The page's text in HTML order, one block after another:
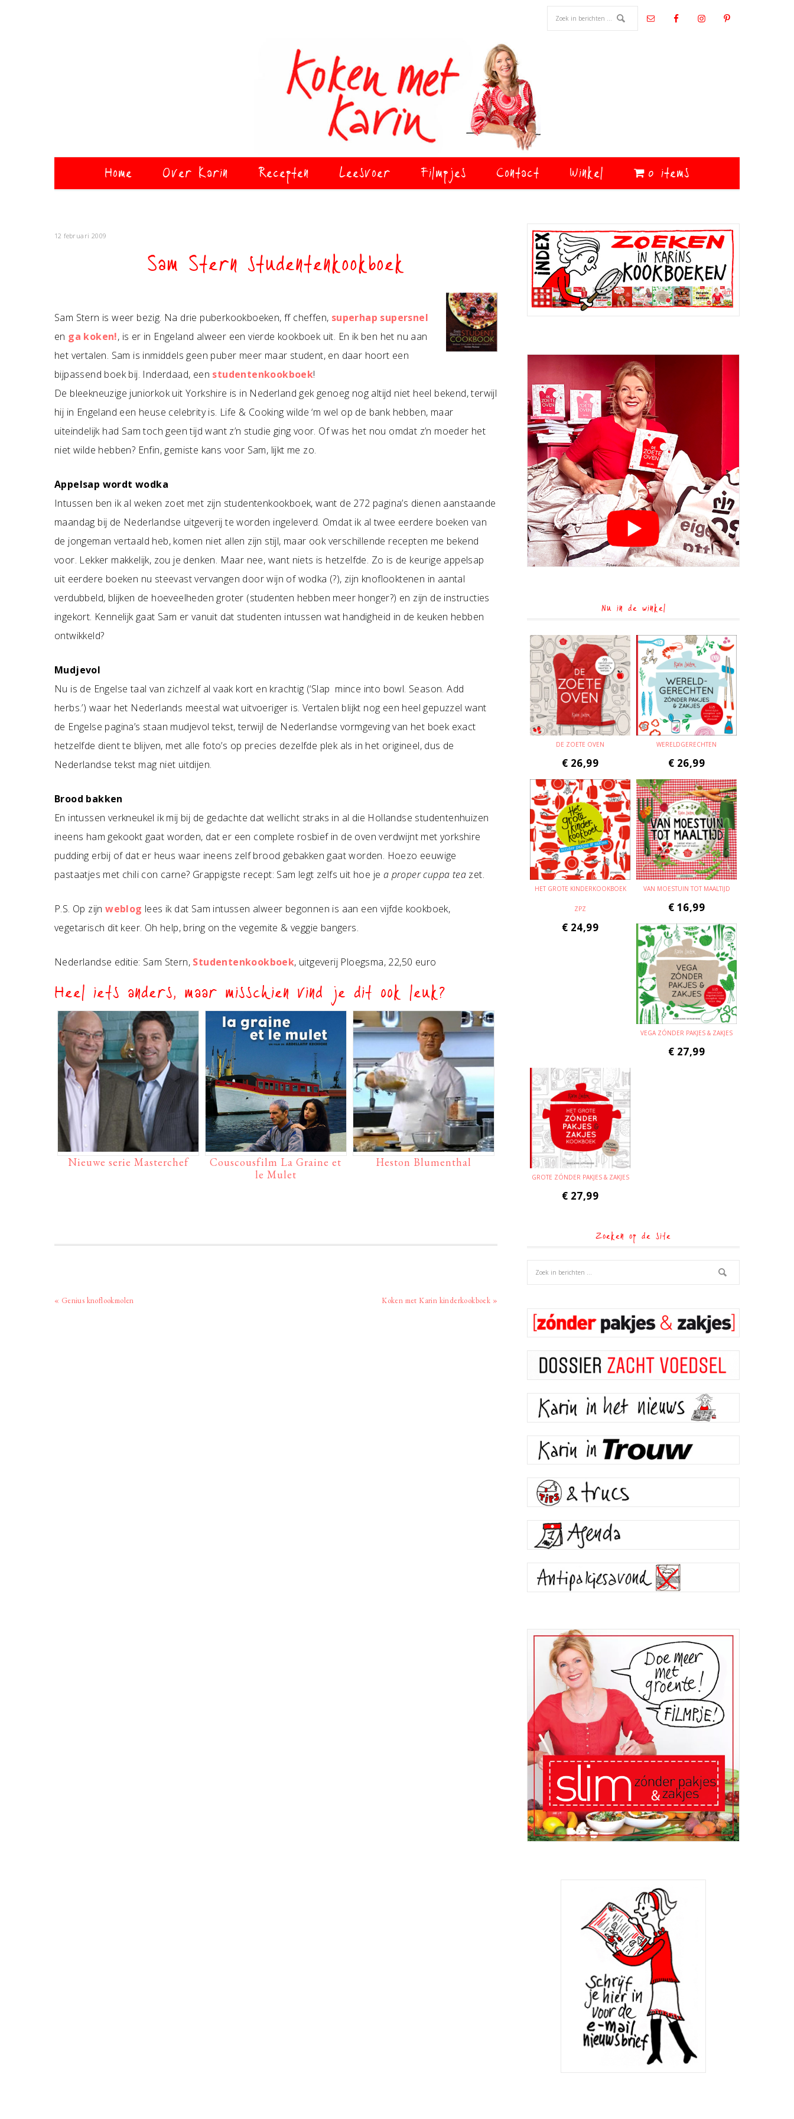
Home Over Karin Recepten Leesvoer Filmpjes Contact Winkel 0 items
12 februari 2009
Sam Stern studentenkookboek
Sam Stern is weer bezig. Na drie puberkookboeken, ff cheffen, superhap supersnel
en ga koken!, is er in Engeland alweer een vierde kookboek uit. En ik ben het nu aan
het vertalen. Sam is inmiddels geen puber meer maar student, en daar hoort een
bijpassend boek bij. Inderdaad, een studentenkookboek!
De bleekneuzige juniorkok uit Yorkshire is in Nederland gek genoeg nog altijd niet heel bekend, terwijl
hij in Engeland een heuse celebrity is. Life & Cooking wilde ‘m wel op de bank hebben, maar
uiteindelijk had Sam toch geen tijd want z’n studie ging voor. Of was het nou omdat z’n moeder het
niet wilde hebben? Enfin, gemiste kans voor Sam, lijkt me zo.
Appelsap wordt wodka
Intussen ben ik al weken zoet met zijn studentenkookboek, want de 272 pagina’s dienen aanstaande
maandag bij de Nederlandse uitgeverij te worden ingeleverd. Omdat ik al twee eerdere boeken van
de jongeman vertaald heb, komen niet allen zijn stijl, maar ook verschillende recepten me bekend
voor. Lekker makkelijk, zou je denken. Maar nee, want niets is hetzelfde. Zo is de keurige appelsap
uit eerdere boeken nu steevast vervangen door wijn of wodka (?), zijn knoflooktenen in aantal
verdubbeld, blijken de hoeveelheden groter (studenten hebben meer honger?) en zijn de instructies
ingekort. Kennelijk gaat Sam er vanuit dat studenten intussen wat handigheid in de keuken hebben
ontwikkeld?
Mudjevol
Nu is de Engelse taal van zichzelf al vaak kort en krachtig (‘Slap mince into bowl. Season. Add
herbs.’) waar het Nederlands meestal wat uitvoeriger is. Vertalen blijkt nog een heel gepuzzel want
de Engelse pagina’s staan mudjevol tekst, terwijl de Nederlandse vormgeving van het boek exact
hetzelfde dient te blijven, met alle foto’s op precies dezelfde plek als in het origineel, dus de
Nederlandse tekst mag niet uitdijen.
Brood bakken
En intussen verkneukel ik mij bij de gedachte dat wellicht straks in al die Hollandse studentenhuizen
ineens ham gekookt gaat worden, dat er een complete rosbief in de oven verdwijnt met yorkshire
pudding erbij of dat er heus waar ineens zelf brood gebakken gaat worden. Hoezo eeuwige
pastaatjes met chili con carne? Grappigste recept: Sam legt zelfs uit hoe je a proper cuppa tea zet.
P.S. Op zijnweblog lees ik dat Sam intussen alweer begonnen is aan een vijfde kookboek,
vegetarisch dit keer. Oh help, bring on the vegemite & veggie bangers.
Nederlandse editie: Sam Stern, Studentenkookboek, uitgeverij Ploegsma, 22,50 euro
Heel iets anders, maar misschien vind je dit ook leuk?
Nieuwe serie Masterchef
Couscousfilm La Graine et
le Mulet
Heston Blumenthal
Vorig
« Genius knoflookmolen
Volgend
Koken met Karin kinderkookboek »
Primaire
Sidebar
Nu in de winkel
DE ZOETE OVEN
€ 26,99
WERELDGERECHTEN
€ 26,99
HET GROTE KINDERKOOKBOEK
ZPZ
€ 24,99
VAN MOESTUIN TOT MAALTIJD
€ 16,99
VEGA ZÓNDER PAKJES & ZAKJES
€ 27,99
GROTE ZÓNDER PAKJES & ZAKJES
€ 27,99
Zoeken op de site